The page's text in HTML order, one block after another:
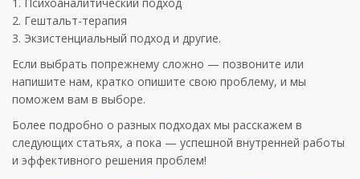
2. Гештальт-терапия
3. Экзистенциальный подход и другие.
Если выбрать попрежнему сложно — позвоните или
напишите нам, кратко опишите свою проблему, и мы
поможем вам в выборе.
Более подробно о разных подходах мы расскажем в
следующих статьях, а пока — успешной внутренней работы
и эффективного решения проблем!